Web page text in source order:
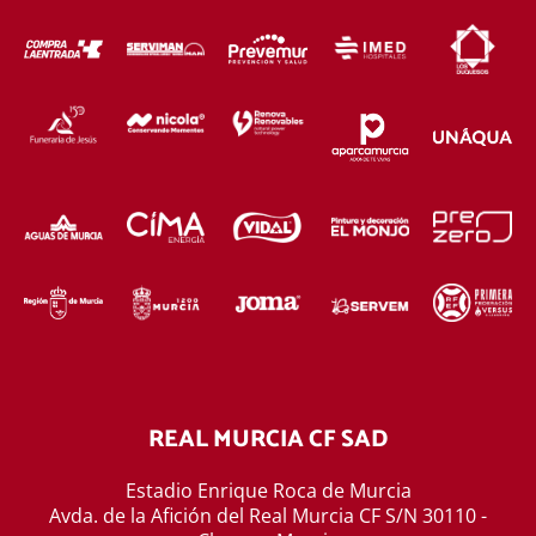
REAL MURCIA CF SAD
Estadio Enrique Roca de Murcia
Avda. de la Afición del Real Murcia CF S/N 30110 -